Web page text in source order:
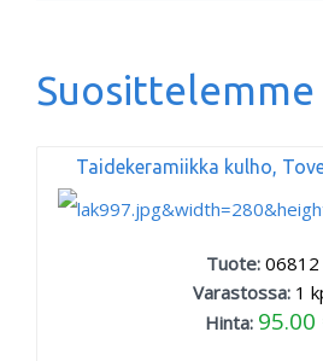
Suosittelemme
Taidekeramiikka kulho,
Tuote:06812
Varastossa: 1
Hinta: 95.00